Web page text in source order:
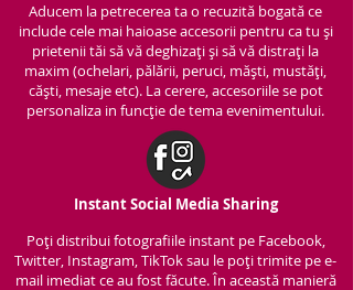
Aducem la petrecerea ta o recuzită bogată ce
include cele mai haioase accesorii pentru ca tu și
prietenii tăi să vă deghizați și să vă distrați la
maxim (ochelari, pălării, peruci, măști, mustăți,
căști, mesaje etc). La cerere, accesoriile se pot
personaliza in funcție de tema evenimentului.
Instant Social Media Sharing
Poți distribui fotografiile instant pe Facebook,
Twitter, Instagram, TikTok sau le poți trimite pe e-
mail imediat ce au fost făcute. În această manieră